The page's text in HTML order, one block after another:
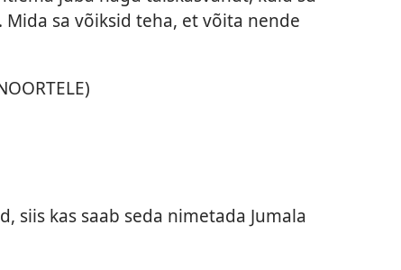
sa võiksid teha, et võita nende
siis kas saab seda nimetada Jumala